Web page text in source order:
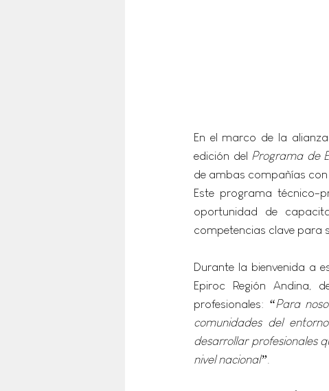
En el marco de la
edición del Programa de
de ambas compañías con
Este programa técnico-
oportunidad de
competencias clave para
Durante la bienvenida a
Epiroc Región Andina,
profesionales: “Para
comunidades del
desarrollar profesionales
nivel nacional”.